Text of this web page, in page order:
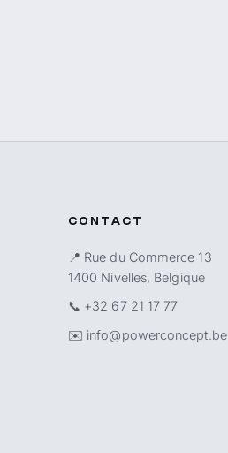
CONTACT
📍 Rue du Commerce 13
1400 Nivelles, Belgique
📞 +32 67 21 17 77
✉️ info@powerconcept.be